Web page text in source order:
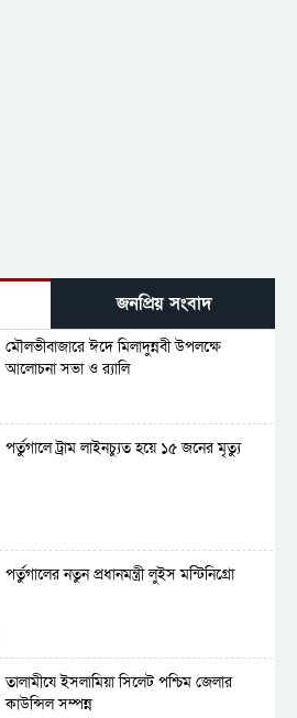
জনপ্রিয় সংবাদ
মৌলভীবাজারে ঈদে মিলাদুন্নবী উপলক্ষে
আলোচনা সভা ও র‍্যালি
পর্তুগালে ট্রাম লাইনচ্যুত হয়ে ১৫ জনের মৃত্যু
পর্তুগালের নতুন প্রধানমন্ত্রী লুইস মন্টিনিগ্রো
‎তালামীযে ইসলামিয়া সিলেট পশ্চিম জেলার
কাউন্সিল সম্পন্ন